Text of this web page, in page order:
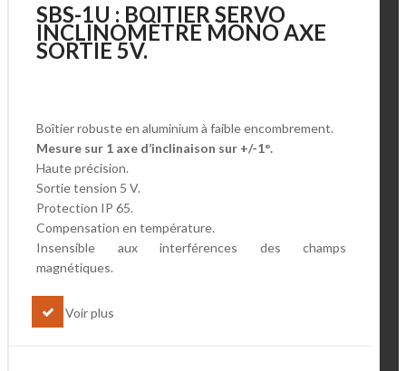
SBS-1U : BOITIER SERVO
INCLINOMÈTRE MONO AXE
SORTIE 5V.
Boîtier robuste en aluminium à faible encombrement.
Mesure sur 1 axe d’inclinaison sur +/-1°.
Haute précision.
Sortie tension 5 V.
Protection IP 65.
Compensation en température.
Insensible aux interférences des champs
magnétiques.
Voir plus